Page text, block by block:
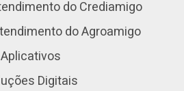
do Crediamigo
do Agroamigo
Aplicativos
Digitais